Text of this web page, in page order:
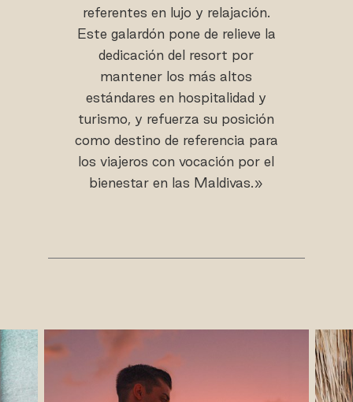
referentes en lujo y relajación.
Este galardón pone de relieve la
dedicación del resort por
mantener los más altos
estándares en hospitalidad y
turismo, y refuerza su posición
como destino de referencia para
los viajeros con vocación por el
bienestar en las Maldivas.»